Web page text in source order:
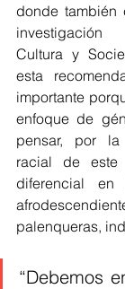
donde
Cultura y
esta
importante
enfoque de
pensar, por la
racial de
diferencial en
palenqueras,
“Debemos